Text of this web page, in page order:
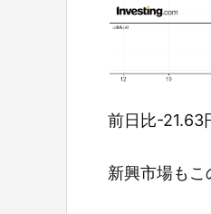
前日比-21.63
新興市場もこ